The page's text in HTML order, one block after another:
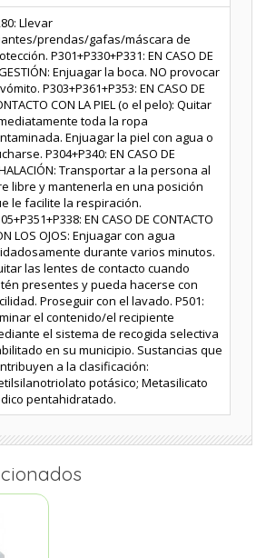
Llevar
prendas/gafas/máscara de
P301+P330+P331: EN CASO DE
Enjuagar la boca. NO provocar
P303+P361+P353: EN CASO DE
CON LA PIEL (o el pelo): Quitar
toda la ropa
Enjuagar la piel con agua o
P304+P340: EN CASO DE
Transportar a la persona al
libre y mantenerla en una posición
le facilite la respiración.
EN CASO DE CONTACTO
LOS OJOS: Enjuagar con agua
durante varios minutos.
las lentes de contacto cuando
presentes y pueda hacerse con
Proseguir con el lavado. P501:
el contenido/el recipiente
el sistema de recogida selectiva
en su municipio. Sustancias que
a la clasificación:
potásico; Metasilicato
pentahidratado.